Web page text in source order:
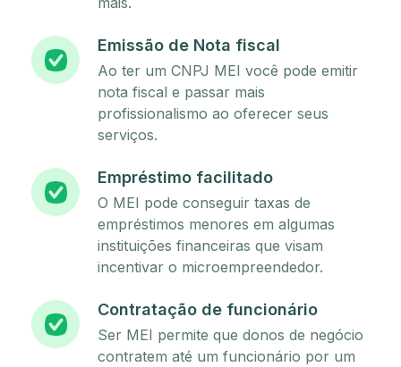
Emissão de Nota fiscal
Ao ter um CNPJ MEI você pode emitir
nota fiscal e passar mais
profissionalismo ao oferecer seus
serviços.
Empréstimo facilitado
O MEI pode conseguir taxas de
empréstimos menores em algumas
instituições financeiras que visam
incentivar o microempreendedor.
Contratação de funcionário
Ser MEI permite que donos de negócio
contratem até um funcionário por um